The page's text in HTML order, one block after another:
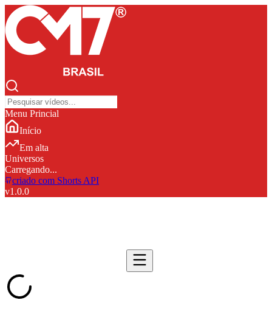
Menu Princial
Início
Em alta
Universos
Carregando...
criado com Shorts API
v1.0.0